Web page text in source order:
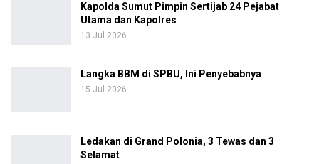
Kapolda Sumut Pimpin Sertijab 24 Pejabat
Utama dan Kapolres
13 Jul 2026
Langka BBM di SPBU, Ini Penyebabnya
15 Jul 2026
Ledakan di Grand Polonia, 3 Tewas dan 3
Selamat